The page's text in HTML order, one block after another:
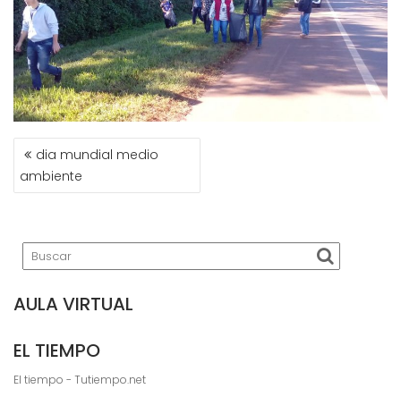
NAVEGACIÓN
DE
ENTRADAS
dia mundial medio
ambiente
AULA VIRTUAL
EL TIEMPO
El tiempo - Tutiempo.net